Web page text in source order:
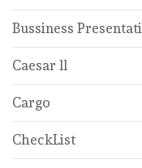
Bussiness
Caesar ll
Cargo
CheckList